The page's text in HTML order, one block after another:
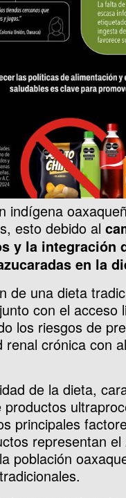
indígena
esto debido al
y la integración
en la
de una dieta
con el
los riesgos de
renal crónica con
de la dieta,
productos
principales
representan
población